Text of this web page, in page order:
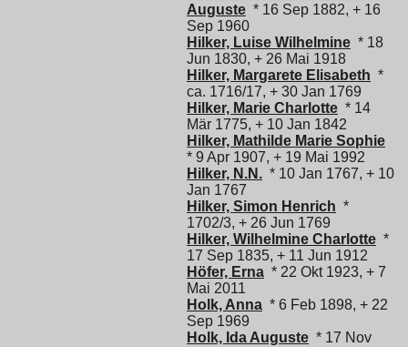
Auguste * 16 Sep 1882, + 16
Sep 1960
Hilker, Luise Wilhelmine * 18
Jun 1830, + 26 Mai 1918
Hilker, Margarete Elisabeth *
ca. 1716/17, + 30 Jan 1769
Hilker, Marie Charlotte * 14
Mär 1775, + 10 Jan 1842
Hilker, Mathilde Marie Sophie
* 9 Apr 1907, + 19 Mai 1992
Hilker, N.N. * 10 Jan 1767, + 10
Jan 1767
Hilker, Simon Henrich *
1702/3, + 26 Jun 1769
Hilker, Wilhelmine Charlotte *
17 Sep 1835, + 11 Jun 1912
Höfer, Erna * 22 Okt 1923, + 7
Mai 2011
Holk, Anna * 6 Feb 1898, + 22
Sep 1969
Holk, Ida Auguste * 17 Nov